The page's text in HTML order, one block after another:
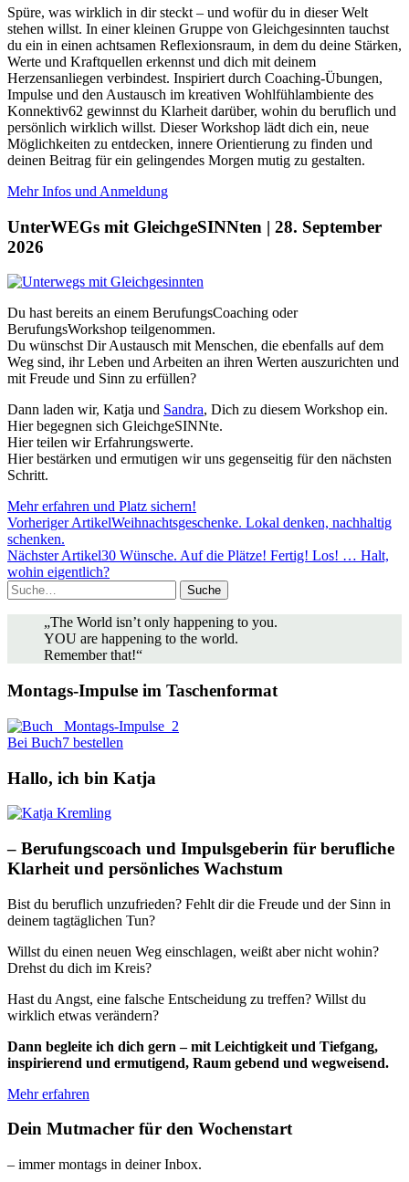
Spüre, was wirklich in dir steckt – und wofür du in dieser Welt
stehen willst. In einer kleinen Gruppe von Gleichgesinnten tauchst
du ein in einen achtsamen Reflexionsraum, in dem du deine Stärken,
Werte und Kraftquellen erkennst und dich mit deinem
Herzensanliegen verbindest. Inspiriert durch Coaching-Übungen,
Impulse und den Austausch im kreativen Wohlfühlambiente des
Konnektiv62 gewinnst du Klarheit darüber, wohin du beruflich und
persönlich wirklich willst. Dieser Workshop lädt dich ein, neue
Möglichkeiten zu entdecken, innere Orientierung zu finden und
deinen Beitrag für ein gelingendes Morgen mutig zu gestalten.
Mehr Infos und Anmeldung
UnterWEGs mit GleichgeSINNten | 28. September
2026
Du hast bereits an einem BerufungsCoaching oder
BerufungsWorkshop teilgenommen.
Du wünschst Dir Austausch mit Menschen, die ebenfalls auf dem
Weg sind, ihr Leben und Arbeiten an ihren Werten auszurichten und
mit Freude und Sinn zu erfüllen?
Dann laden wir, Katja und Sandra, Dich zu diesem Workshop ein.
Hier begegnen sich GleichgeSINNte.
Hier teilen wir Erfahrungswerte.
Hier bestärken und ermutigen wir uns gegenseitig für den nächsten
Schritt.
Mehr erfahren und Platz sichern!
Vorheriger ArtikelWeihnachtsgeschenke. Lokal denken, nachhaltig
schenken.
Nächster Artikel30 Wünsche. Auf die Plätze! Fertig! Los! … Halt,
wohin eigentlich?
Suche
„The World isn’t only happening to you.
YOU are happening to the world.
Remember that!“
Montags-Impulse im Taschenformat
Bei Buch7 bestellen
Hallo, ich bin Katja
– Berufungscoach und Impulsgeberin für berufliche
Klarheit und persönliches Wachstum
Bist du beruflich unzufrieden? Fehlt dir die Freude und der Sinn in
deinem tagtäglichen Tun?
Willst du einen neuen Weg einschlagen, weißt aber nicht wohin?
Drehst du dich im Kreis?
Hast du Angst, eine falsche Entscheidung zu treffen? Willst du
wirklich etwas verändern?
Dann begleite ich dich gern – mit Leichtigkeit und Tiefgang,
inspirierend und ermutigend, Raum gebend und wegweisend.
Mehr erfahren
Dein Mutmacher für den Wochenstart
– immer montags in deiner Inbox.